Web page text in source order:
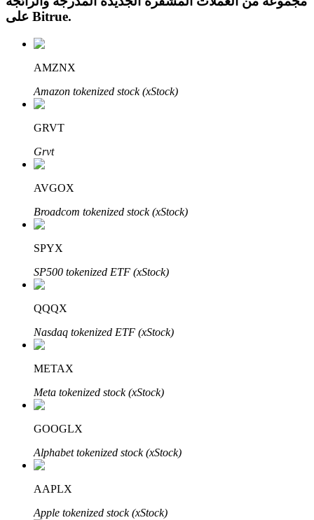
الاستثمار التلقائي
احصل على أرباح طويلة الأجل وفوائد مرنة
تعلم الستاكينغ
تعرف على كيفية كسب الدخل السلبي
Bitrue
شركاء بيترو
Bitrue.
AMZNX
Amazon tokenized stock (xStock)
GRVT
Grvt
AVGOX
Broadcom tokenized stock (xStock)
SPYX
SP500 tokenized ETF (xStock)
QQQX
Nasdaq tokenized ETF (xStock)
METAX
Meta tokenized stock (xStock)
GOOGLX
Alphabet tokenized stock (xStock)
AAPLX
Apple tokenized stock (xStock)